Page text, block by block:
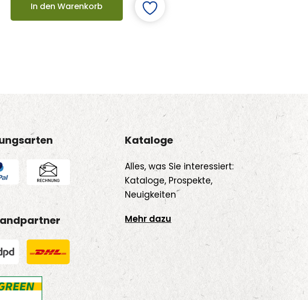
In den Warenkorb
Kataloge
Alles, was Sie interessiert:
Kataloge, Prospekte,
Neuigkeiten
Mehr dazu